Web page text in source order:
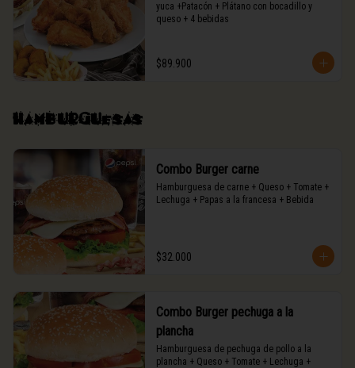
yuca +Patacón + Plátano con bocadillo y
queso + 4 bebidas
$89.900
Hamburguesas
Combo Burger carne
Hamburguesa de carne + Queso + Tomate +
Lechuga + Papas a la francesa + Bebida
$32.000
Combo Burger pechuga a la
plancha
Hamburguesa de pechuga de pollo a la
plancha + Queso + Tomate + Lechuga +